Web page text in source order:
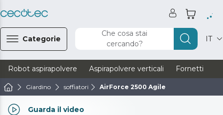
Categorie
Che cosa stai
cercando?
IT
Robot aspirapolvere Aspirapolvere verticali Fornetti
Giardino soffiatori AirForce 2500 Agile
Guarda il video